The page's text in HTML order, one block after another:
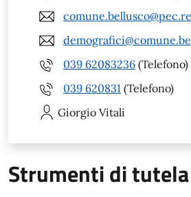
039 62083236 (Telefono)
039 620831 (Telefono)
Giorgio Vitali
Strumenti di tutela